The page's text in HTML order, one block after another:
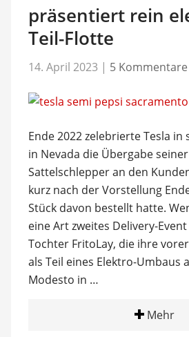
präsentiert rein
Teil-Flotte
14. April 2023 | 5 Kommentare
Ende 2022 zelebrierte Tesla
in Nevada die Übergabe
Sattelschlepper an den
kurz nach der Vorstellung
Stück davon bestellt hatte.
eine Art zweites Delivery-
Tochter FritoLay, die ihre
als Teil eines Elektro-Umbaus
Modesto in …
Mehr